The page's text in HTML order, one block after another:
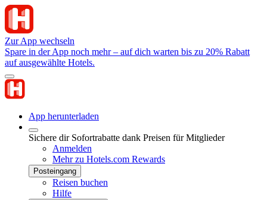
Zur App wechseln
Spare in der App noch mehr – auf dich warten bis zu 20% Rabatt
auf ausgewählte Hotels.
App herunterladen
Sichere dir Sofortrabatte dank Preisen für Mitglieder
Anmelden
Mehr zu Hotels.com Rewards
Posteingang
Reisen buchen
Hilfe